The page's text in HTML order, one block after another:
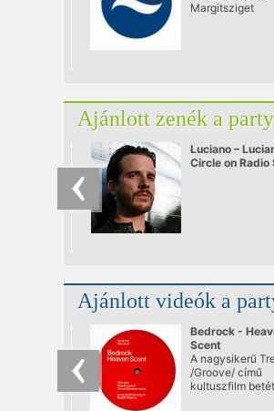
Margitsziget
Ajánlott zenék a
Luciano –
Circle on Radio
Ajánlott videók a
Bedrock -
Scent
A nagysikerű
/Groove/ című
kultuszfilm